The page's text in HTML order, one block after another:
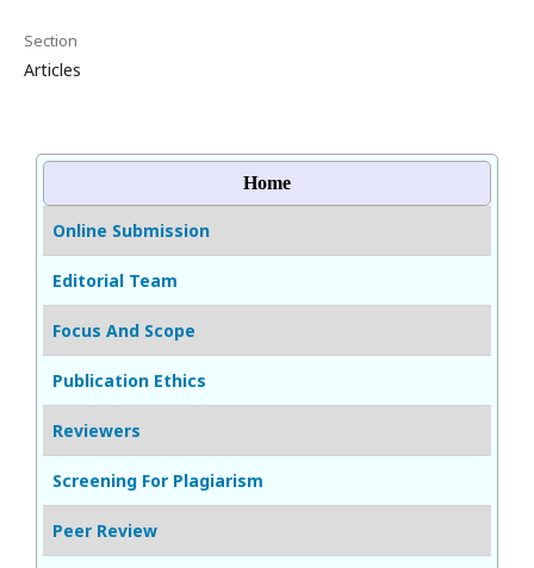
Section
Articles
Home
Online Submission
Editorial Team
Focus And Scope
Publication Ethics
Reviewers
Screening For Plagiarism
Peer Review